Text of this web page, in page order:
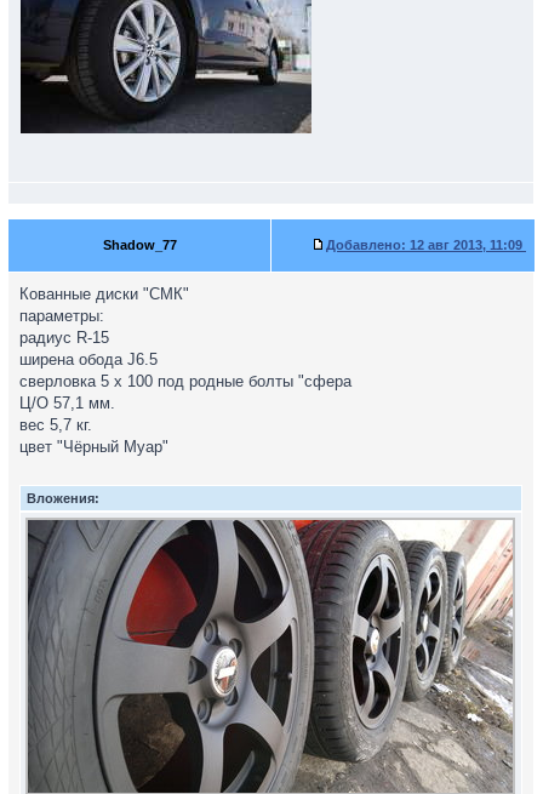
Shadow_77 Добавлено: 12 авг 2013, 11:09
Кованные диски "СМК"
параметры:
радиус R-15
ширена обода J6.5
сверловка 5 х 100 под родные болты "сфера
Ц/О 57,1 мм.
вес 5,7 кг.
цвет "Чёрный Муар"
Вложения: